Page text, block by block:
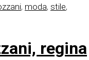
, moda, stile,
regina